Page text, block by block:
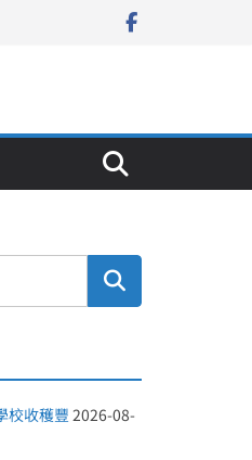
校收穫豐 2026-08-